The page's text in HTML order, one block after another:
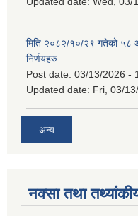
मिति २०८२/१०/२९ गतेको ५८
निर्णयहरु
Post date: 03/13/2026 -
Updated date: Fri, 03/
अन्य
नक्सा तथा